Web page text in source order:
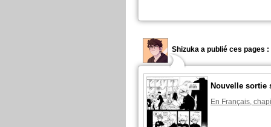
Shizuka a publié ces pages :
Nouvelle sortie
En Français,